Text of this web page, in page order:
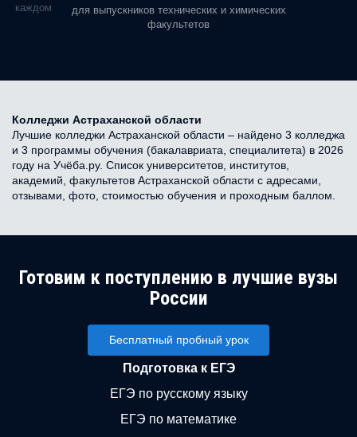
в каждом
для выпускников технических и химических
факультетов
Колледжи Астраханской области
Лучшие колледжи Астраханской области – найдено 3 колледжа
и 3 программы обучения (бакалавриата, специалитета) в 2026
году на Учёба.ру. Список университетов, институтов,
академий, факультетов Астраханской области с адресами,
отзывами, фото, стоимостью обучения и проходным баллом.
Готовим к поступлению в лучшие вузы
России
Бесплатный пробный урок
Подготовка к ЕГЭ
ЕГЭ по русскому языку
ЕГЭ по математике